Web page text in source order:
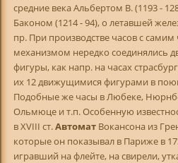
средние века Альбертом В. (1193 -
Баконом (1214 - 94), о летавшей
пр. При производстве часов с
механизмом нередко соединялись
фигуры, как напр. на часах
их 12 движущимися фигурами в
Подобные же часы в Любеке,
Ольмюце и т.п. Особенную
в XVIII ст.Автомат Вокансона из
которые он показывал в Париже в
игравший на флейте, на свирели,